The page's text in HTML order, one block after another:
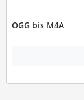
OGG bis M4A